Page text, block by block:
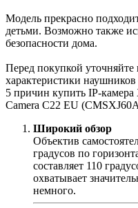
Модель прекрасно
детьми. Возможно также
безопасности дома.
Перед покупкой уточняйте
характеристики
5 причин купить IP-
Camera С22 EU
Широкий обзор
Объектив
градусов по
составляет 110
охватывает
немного.